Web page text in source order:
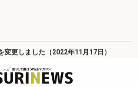
更しました（2022年11月17日）